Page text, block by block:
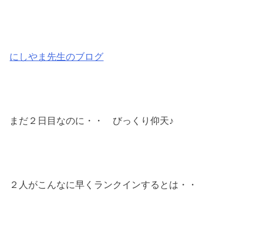
にしやま先生のブログ
まだ２日目なのに・・ びっくり仰天♪
２人がこんなに早くランクインするとは・・